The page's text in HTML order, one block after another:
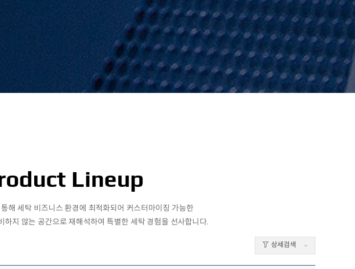
Lineup
해 세탁 비즈니스 환경에 최적화되어 커스터마이징 가능한
지 않는 공간으로 재해석하여 특별한 세탁 경험을 선사합니다.
상세검색